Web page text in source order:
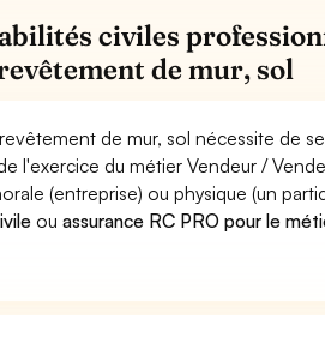
civiles
de mur, sol
de mur, sol nécessite de
l'exercice du métier Vendeur /
(entreprise) ou physique (un
ouassurance RC PRO pour le